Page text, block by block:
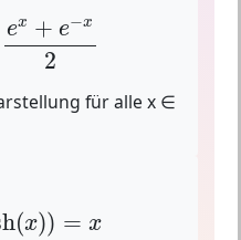
ex + e−x
2
x+ e x2
für alle x ∈
(x)) = x
x)